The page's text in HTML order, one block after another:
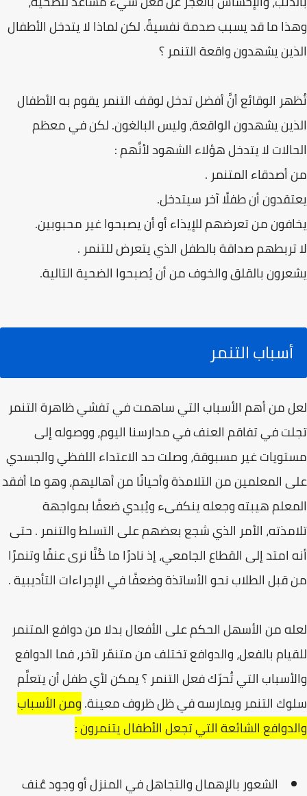
وهذا ما قد يسبب صدمة نفسيةً. لكن لماذا لا يتدخل الأطفال
الذين يشهدون واقعة التنمر ؟
تُظهر الوقائع أنَّ أفضل تدخل لوقف التنمر يقوم به الأطفال
الذين يشهدون الواقعة، وليس البالغون. لكن في معظم
الحالات لا يتدخل هؤلاء الشهود لأنَّهم :
من أصدقاء المتنمر .
يعتقدون أن طفلًا آخر سيتدخل.
يخافون من تعرضهم للإيذاء أو أن يصبحوا غير محبوبين.
لا تربطهم صداقة بالطفل الذي يتعرض للتنمر .
يشعرون بالقلق والخوف من أن يُصبحوا الضحية التالية.
أسباب التنمر
لعل من أهم الأسباب التي ساهمت في تفشي ظاهرة التنمر
تجلت في تفاقم العنف في مدارسنا اليوم، ووصوله إلى
مستويات غير مسبوقة، وصلت حد الاعتداء اللفظي والجسدي
على المعلمين من التلامذة وأحيانًا من أهاليهم، وهو ما أفقد
المعلم هيبته وجعله ينكفىء ويُبدي ضعفًا بمواجهة
تلامذته، الأمر الذي شجع بعضهم على التسلط والتنمر . حتى
أنه امتد إلى القطاع الجامعي، إذ نادرًا ما كُنَّا نرى عنفًا وتنمرًا
من قبل الطلاب نحو الأساتذة وضعفًا في الإجراءات التأديبية .
لعله من الأسهل الحكم على الأفعال بدلا من دوافع المتنمر
للقيام بالفعل، والدوافع تختلف من متنمّر لآخر، فما الدوافع
والأسباب التي تُحرّك فعل التنمر ؟ يمكن لأي طفل أن يتعلَّم
سلوك التنمر ويمارسه في ظل ظروف معينة.ومن الأسباب
والدوافع الشائعة التي تجعل الأطفال يتنمرون :
الشعور بالإهمال والتجاهل في المنزل أو وجود عُنف